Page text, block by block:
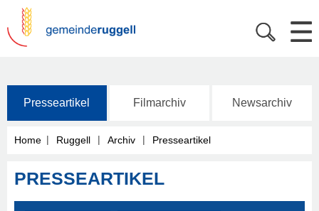
Presseartikel Filmarchiv Newsarchiv
Home | Ruggell | Archiv | Presseartikel
PRESSEARTIKEL